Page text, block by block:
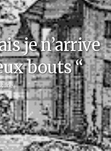
je n’arrive
bouts “